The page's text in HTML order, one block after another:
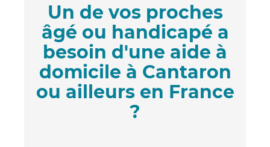
Un de vos proches
âgé ou handicapé a
besoin d'une aide à
domicile à Cantaron
ou ailleurs en France
?